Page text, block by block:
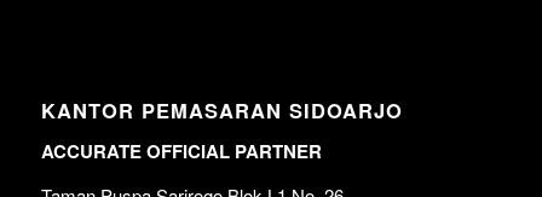
KANTOR PEMASARAN SIDOARJO
ACCURATE OFFICIAL PARTNER